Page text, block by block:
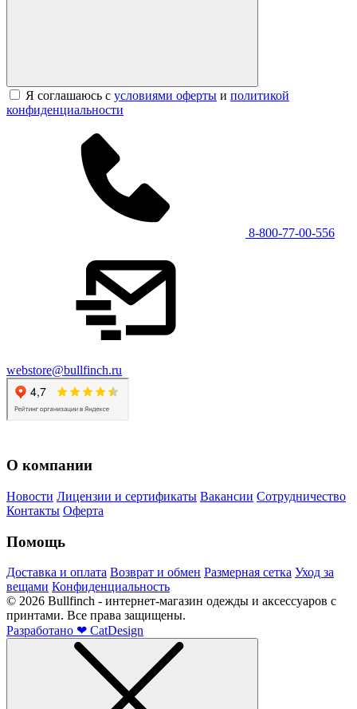
Я соглашаюсь с условиями оферты и политикой
конфиденциальности
8-800-77-00-556
webstore@bullfinch.ru
О компании
Новости Лицензии и сертификаты Вакансии Сотрудничество
Контакты Оферта
Помощь
Доставка и оплата Возврат и обмен Размерная сетка Уход за
вещами Конфиденциальность
© 2026 Bullfinch - интернет-магазин одежды и аксессуаров с
принтами. Все права защищены.
Разработано ❤ CatDesign